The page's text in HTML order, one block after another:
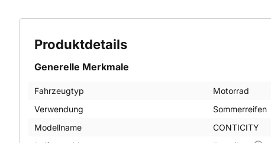
Produktdetails
Generelle Merkmale
Fahrzeugtyp
Motorrad
Verwendung
Sommerreifen
Modellname
CONTICITY